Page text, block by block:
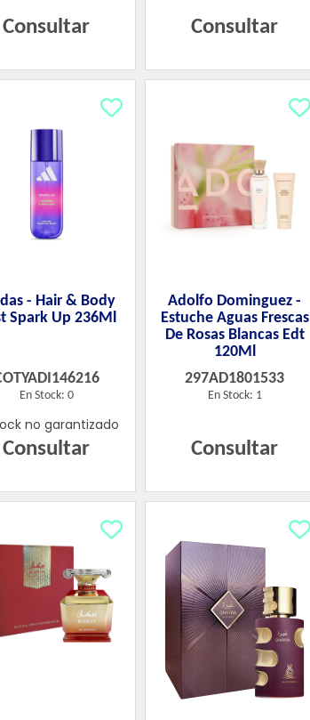
Consultar Consultar
- Hair & Body
Spark Up 236Ml
En Stock: 0
no garantizado
Consultar
Adolfo Dominguez -
Estuche Aguas Frescas
De Rosas Blancas Edt
120Ml
297AD1801533
En Stock: 1
Consultar